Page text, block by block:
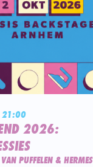
21:00
2026:
PUFFELEN &